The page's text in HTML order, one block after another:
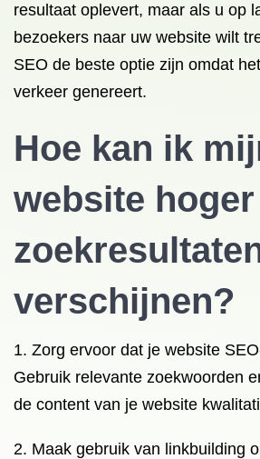
resultaat oplevert, maar als u op
bezoekers naar uw website wilt
SEO de beste optie zijn omdat
verkeer genereert.
Hoe kan ik
website
verschijnen?
1. Zorg ervoor dat je website
Gebruik relevante zoekwoorden
de content van je website
2. Maak gebruik van linkbuilding